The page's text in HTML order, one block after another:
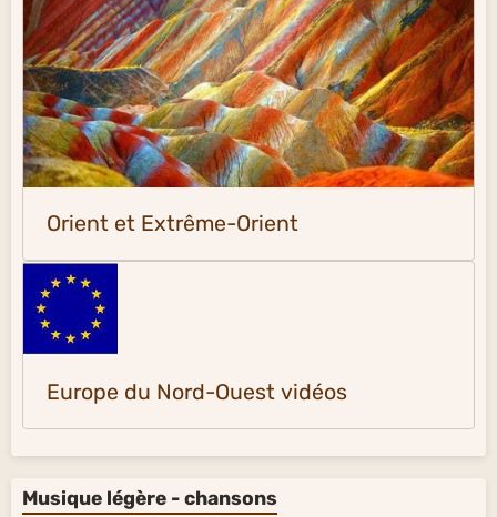
Orient et Extrême-Orient
Europe du Nord-Ouest vidéos
Musique légère - chansons